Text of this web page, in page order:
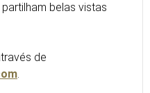
belas vistas
de
.